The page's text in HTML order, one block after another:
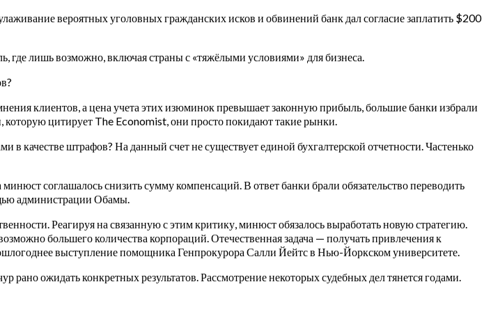
вероятных уголовных гражданских исков и обвинений банк дал согласие заплатить $200
где лишь возможно, включая страны с «тяжёлыми условиями» для бизнеса.
клиентов, а цена учета этих изюминок превышает законную прибыль, большие банки избрали
цитирует The Economist, они просто покидают такие рынки.
в качестве штрафов? На данный счет не существует единой бухгалтерской отчетности. Частенько
соглашалось снизить сумму компенсаций. В ответ банки брали обязательство переводить
администрации Обамы.
Реагируя на связанную с этим критику, минюст обязалось выработать новую стратегию.
большего количества корпораций. Отечественная задача — получать привлечения к
выступление помощника Генпрокурора Салли Йейтс в Нью-Йоркском университете.
рано ожидать конкретных результатов. Рассмотрение некоторых судебных дел тянется годами.